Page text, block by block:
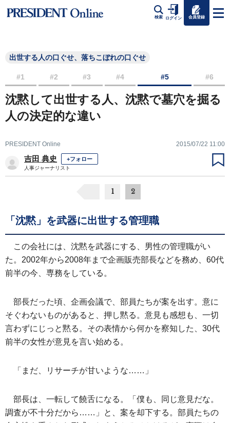
検索 ログイン 会員登録
出世する人の口ぐせ、落ちこぼれの口ぐせ
#1 #2 #3 #4 #5 #6
沈黙して出世する人、沈黙で墓穴を掘る
人の決定的な違い
PRESIDENT Online 2015/07/22 11:00
吉田 典史 +フォロー
人事ジャーナリスト
1 2
「沈黙」を武器に出世する管理職
この会社には、沈黙を武器にする、男性の管理職がい
た。2002年から2008年まで企画販売部長などを務め、60代
前半の今、専務をしている。
部長だった頃、企画会議で、部員たちが案を出す。意に
そぐわないものがあると、押し黙る。意見も感想も、一切
言わずにじっと黙る。その表情から何かを察知した、30代
前半の女性が意見を言い始める。
「まだ、リサーチが甘いような……」
部長は、一転して饒舌になる。「僕も、同じ意見だな。
調査が不十分だから……」と、案を却下する。部員たちの